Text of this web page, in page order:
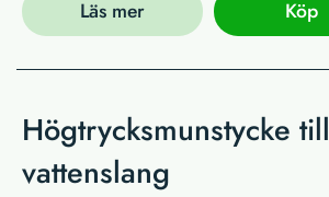
Läs mer Köp
Högtrycksmunstycke till
vattenslang